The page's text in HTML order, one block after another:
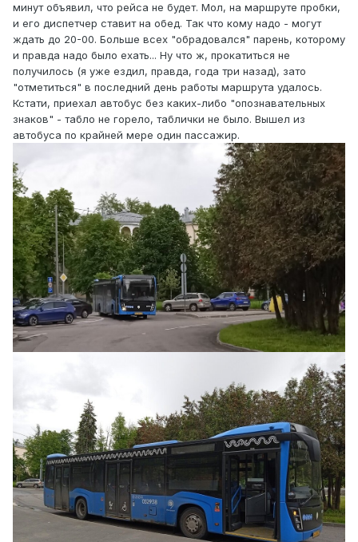
минут объявил, что рейса не будет. Мол, на маршруте пробки,
и его диспетчер ставит на обед. Так что кому надо - могут
ждать до 20-00. Больше всех "обрадовался" парень, которому
и правда надо было ехать... Ну что ж, прокатиться не
получилось (я уже ездил, правда, года три назад), зато
"отметиться" в последний день работы маршрута удалось.
Кстати, приехал автобус без каких-либо "опознавательных
знаков" - табло не горело, таблички не было. Вышел из
автобуса по крайней мере один пассажир.